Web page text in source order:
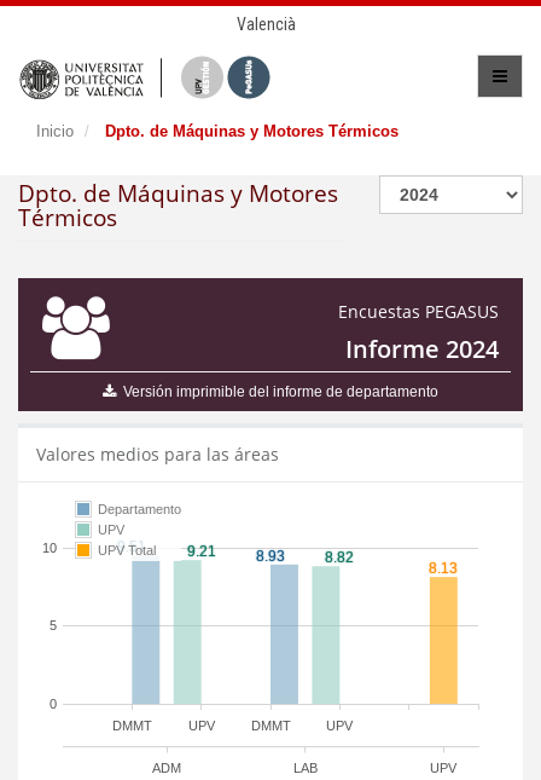
Valencià
Inicio Dpto. de Máquinas y Motores Térmicos
Dpto. de Máquinas y Motores
Térmicos
Encuestas PEGASUS
Informe 2024
Versión imprimible del informe de departamento
Valores medios para las áreas
DMMT DMMT
UPV UPV
ADM LAB UPV
0
5
10
Departamento
UPV
UPV Total